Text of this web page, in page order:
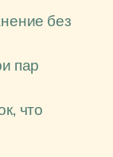
без
пар
что